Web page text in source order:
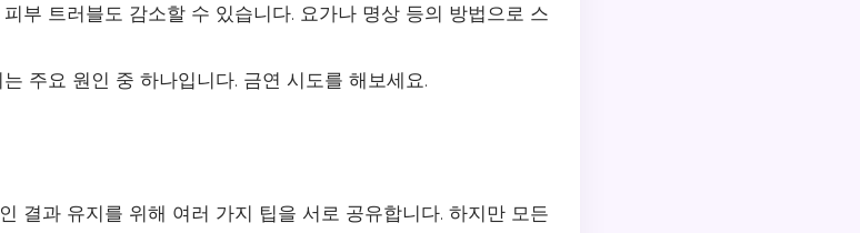
부 트러블도 감소할 수 있습니다. 요가나 명상 등의 방법으로 스
주요 원인 중 하나입니다. 금연 시도를 해보세요.
결과 유지를 위해 여러 가지 팁을 서로 공유합니다. 하지만 모든